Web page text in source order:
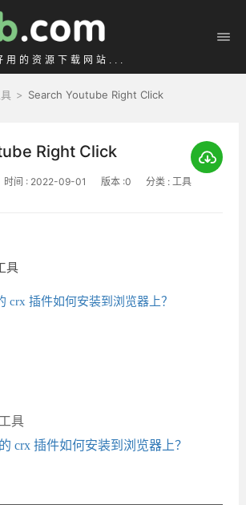
用的资源下载网站...
> Search Youtube Right Click
Right Click
时间 : 2022-09-01 版本 :0 分类 : 工具
具
crx 插件如何安装到浏览器上？
具
crx 插件如何安装到浏览器上？